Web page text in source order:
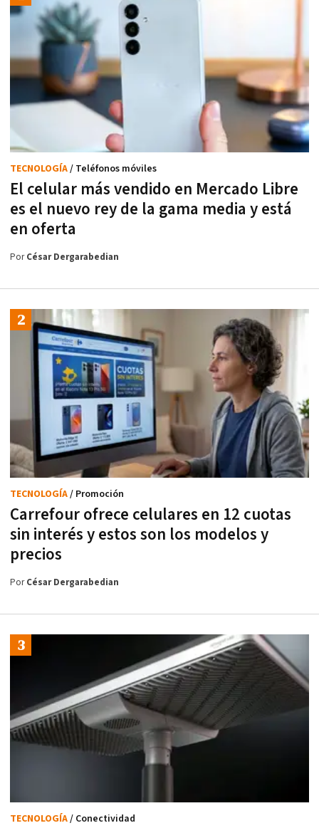
El celular más vendido en Mercado Libre
es el nuevo rey de la gama media y está
en oferta
TECNOLOGÍA/ Teléfonos móviles
PorCésar Dergarabedian
Carrefour ofrece celulares en 12 cuotas
sin interés y estos son los modelos y
precios
TECNOLOGÍA/ Promoción
PorCésar Dergarabedian
TECNOLOGÍA/ Conectividad